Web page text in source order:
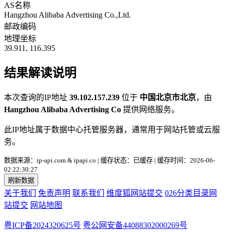
AS名称
Hangzhou Alibaba Advertising Co.,Ltd.
邮政编码
地理坐标
39.911, 116.395
结果解读说明
本次查询的IP地址 39.102.157.239 位于 中国北京市北京，由
Hangzhou Alibaba Advertising Co 提供网络服务。
此IP地址属于数据中心托管服务器，通常用于网站托管或云服
务。
数据来源：ip-api.com & ipapi.co | 缓存状态：已缓存 | 缓存时间：2026-06-
02 22:30:27
刷新数据
关于我们 免责声明 联系我们 维度狐网站提交 026分类目录网
站提交 网站地图
粤ICP备2024320625号 粤公网安备44088302000269号